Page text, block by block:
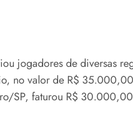
jogadores de diversas
no valor de R$
SP, faturou R$